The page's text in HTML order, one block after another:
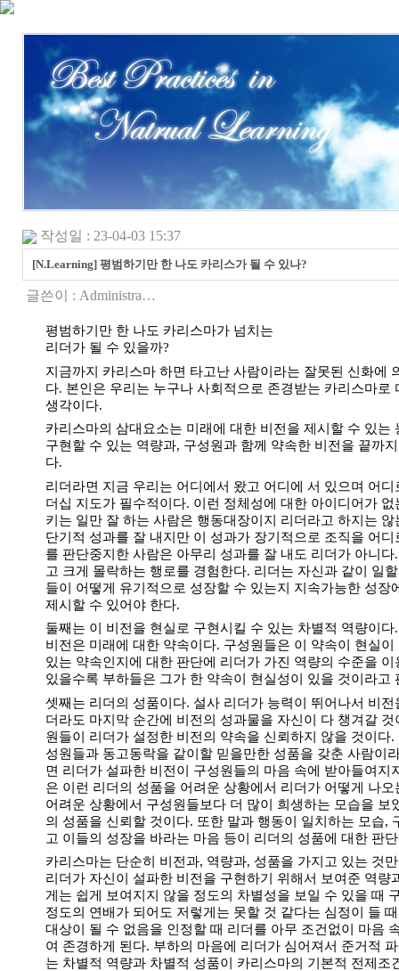
작성일 : 23-04-03 15:37
[N.Learning] 평범하기만 한 나도 카리스가 될 수 있나?
글쓴이 : Administra…
평범하기만 한 나도 카리스마가 넘치는
리더가 될 수 있을까?
지금까지 카리스마 하면 타고난 사람이라는 잘못된 신화에
다. 본인은 우리는 누구나 사회적으로 존경받는 카리스마로
생각이다.
카리스마의 삼대요소는 미래에 대한 비전을 제시할 수 있는
구현할 수 있는 역량과, 구성원과 함께 약속한 비전을 끝까
다.
리더라면 지금 우리는 어디에서 왔고 어디에 서 있으며 어
더십 지도가 필수적이다. 이런 정체성에 대한 아이디어가
키는 일만 잘 하는 사람은 행동대장이지 리더라고 하지는
단기적 성과를 잘 내지만 이 성과가 장기적으로 조직을 어
를 판단중지한 사람은 아무리 성과를 잘 내도 리더가 아니
고 크게 몰락하는 행로를 경험한다. 리더는 자신과 같이 일
들이 어떻게 유기적으로 성장할 수 있는지 지속가능한 성장
제시할 수 있어야 한다.
둘째는 이 비전을 현실로 구현시킬 수 있는 차별적 역량이
비전은 미래에 대한 약속이다. 구성원들은 이 약속이 현실
있는 약속인지에 대한 판단에 리더가 가진 역량의 수준을
있을수록 부하들은 그가 한 약속이 현실성이 있을 것이라고
셋째는 리더의 성품이다. 설사 리더가 능력이 뛰어나서 비
더라도 마지막 순간에 비전의 성과물을 자신이 다 챙겨갈
원들이 리더가 설정한 비전의 약속을 신뢰하지 않을 것이다
성원들과 동고동락을 같이할 믿을만한 성품을 갖춘 사람이
면 리더가 설파한 비전이 구성원들의 마음 속에 받아들여지
은 이런 리더의 성품을 어려운 상황에서 리더가 어떻게 나
어려운 상황에서 구성원들보다 더 많이 희생하는 모습을 보
의 성품을 신뢰할 것이다. 또한 말과 행동이 일치하는 모습,
고 이들의 성장을 바라는 마음 등이 리더의 성품에 대한 판
카리스마는 단순히 비전과, 역량과, 성품을 가지고 있는 것
리더가 자신이 설파한 비전을 구현하기 위해서 보여준 역량
게는 쉽게 보여지지 않을 정도의 차별성을 보일 수 있을 때
정도의 연배가 되어도 저렇게는 못할 것 같다는 심정이 들
대상이 될 수 없음을 인정할 때 리더를 아무 조건없이 마음
여 존경하게 된다. 부하의 마음에 리더가 심어져서 준거적
는 차별적 역량과 차별적 성품이 카리스마의 기본적 전제조